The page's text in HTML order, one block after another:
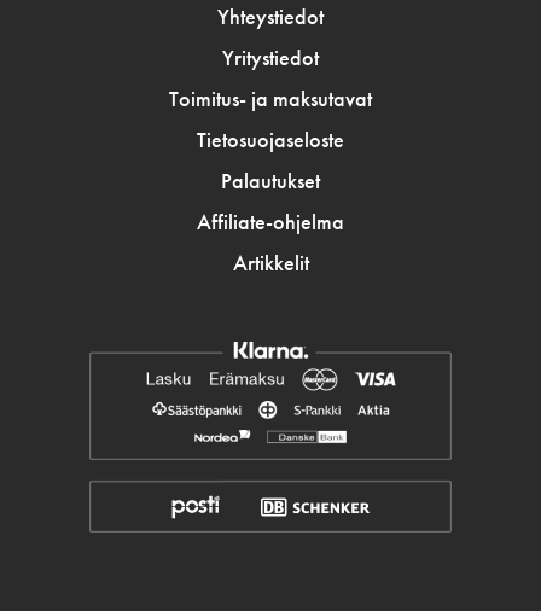
Yhteystiedot
Yritystiedot
Toimitus- ja maksutavat
Tietosuojaseloste
Palautukset
Affiliate-ohjelma
Artikkelit